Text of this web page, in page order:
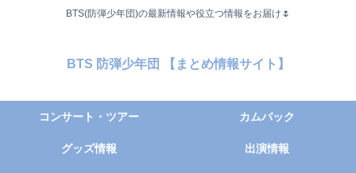
BTS(防弾少年団)の最新情報や役立つ情報をお届け🌷
BTS 防弾少年団 【まとめ情報サイト】
コンサート・ツアー カムバック
グッズ情報 出演情報